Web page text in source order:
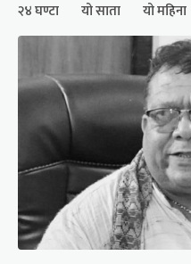
२४ घण्टा यो साता यो महिना